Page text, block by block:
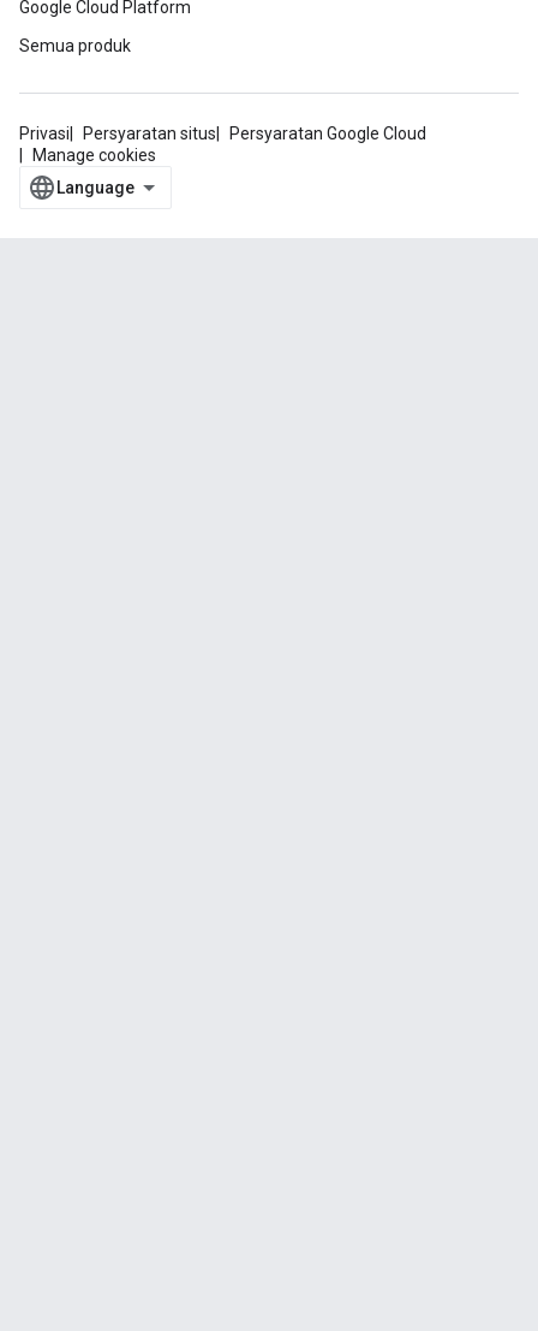
Google Cloud Platform
Semua produk
Privasi Persyaratan situs
Persyaratan Google Cloud
Manage cookies